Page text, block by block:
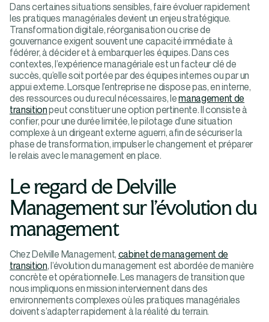
Dans certaines situations sensibles, faire évoluer rapidement
les pratiques managériales devient un enjeu stratégique.
Transformation digitale, réorganisation ou crise de
gouvernance exigent souvent une capacité immédiate à
fédérer, à décider et à embarquer les équipes. Dans ces
contextes, l’expérience managériale est un facteur clé de
succès, qu’elle soit portée par des équipes internes ou par un
appui externe. Lorsque l’entreprise ne dispose pas, en interne,
des ressources ou du recul nécessaires, lemanagement de
transitionpeut constituer une option pertinente. Il consiste à
confier, pour une durée limitée, le pilotage d’une situation
complexe à un dirigeant externe aguerri, afin de sécuriser la
phase de transformation, impulser le changement et préparer
le relais avec le management en place.
Le regard de Delville
Management sur l’évolution du
management
Chez Delville Management, cabinet de management de
transition, l’évolution du management est abordée de manière
concrète et opérationnelle. Les managers de transition que
nous impliquons en mission interviennent dans des
environnements complexes où les pratiques managériales
doivent s’adapter rapidement à la réalité du terrain.